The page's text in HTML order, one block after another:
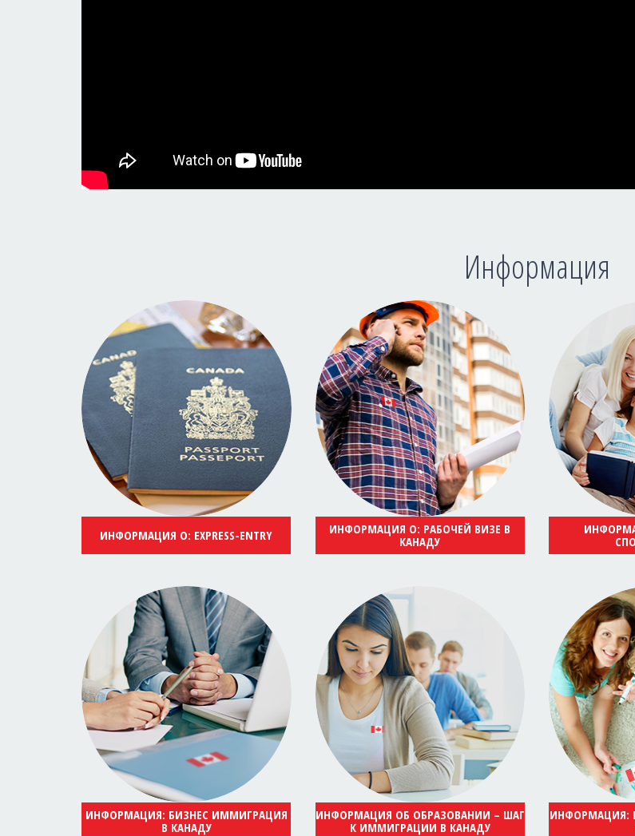
Информация
ИНФОРМАЦИЯ О: EXPRESS-ENTRY
ИНФОРМАЦИЯ О: РАБОЧЕЙ ВИЗЕ В
КАНАДУ
ИНФОРМАЦИЯ: БИЗНЕС ИММИГРАЦИЯ
В КАНАДУ
ИНФОРМАЦИЯ ОБ ОБРАЗОВАНИИ – ШАГ
К ИММИГРАЦИИ В КАНАДУ
ИНФОРМАЦИЯ: